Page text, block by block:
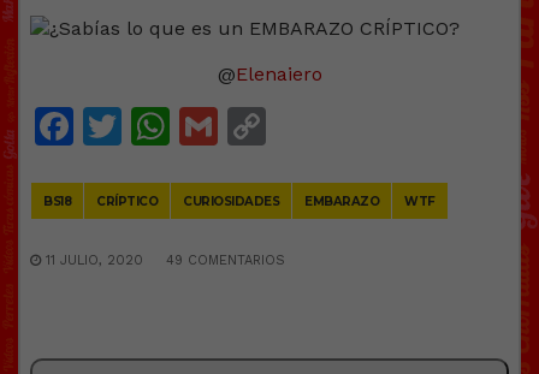
@Elenaiero
Facebook
Twitter
WhatsApp
Gmail
BS18 CRÍPTICO CURIOSIDADES EMBARAZO WTF
11 JULIO, 2020 49 COMENTARIOS